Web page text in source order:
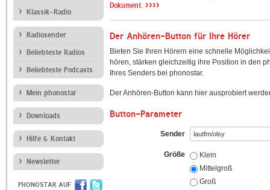
Klassik-Radio
Radiosender
Beliebteste Radios
Beliebteste Podcasts
Mein phonostar
Downloads
Hilfe & Kontakt
Newsletter
PHONOSTAR AUF
Dokument. ››››
Der Anhören-Button für Ihre Hörer
Bieten Sie Ihren Hörern eine schnelle
hören, stärken gleichzeitig ihre Position in den
Ihres Senders bei phonostar.
Der Anhören-Button kann hier ausprobiert
Button-Parameter
Sender
Größe
Klein
Mittelgroß
Groß